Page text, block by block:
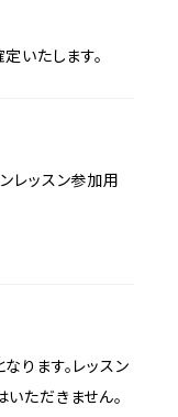
いたします。
レッスン参加用
ります。レッスン
ただきません。